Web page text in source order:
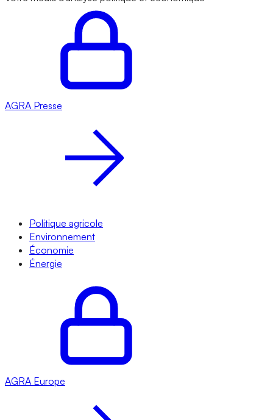
AGRA Presse
Politique agricole
Environnement
Économie
Énergie
AGRA Europe